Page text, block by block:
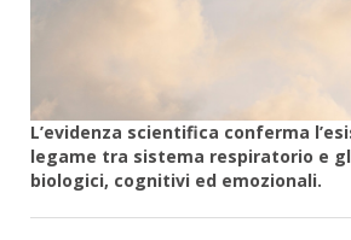
L’evidenza scientifica conferma
legame tra sistema respiratorio e
biologici, cognitivi ed emozionali.